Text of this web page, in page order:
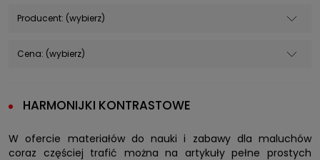
Producent: (wybierz)
Cena: (wybierz)
HARMONIJKI KONTRASTOWE
W ofercie materiałów do nauki i zabawy dla maluchów
coraz częściej trafić można na artykuły pełne prostych